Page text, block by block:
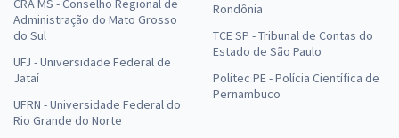
CRA MS - Conselho Regional de
Administração do Mato Grosso
do Sul
UFJ - Universidade Federal de
Jataí
UFRN - Universidade Federal do
Rio Grande do Norte
Rondônia
TCE SP - Tribunal de Contas do
Estado de São Paulo
Politec PE - Polícia Científica de
Pernambuco